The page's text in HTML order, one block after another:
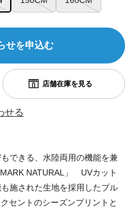
せを申込む
せる
できる、水陸両用の機能を兼
NATURAL」 UVカット
施された生地を採用したプル
セントのシーズンプリントと